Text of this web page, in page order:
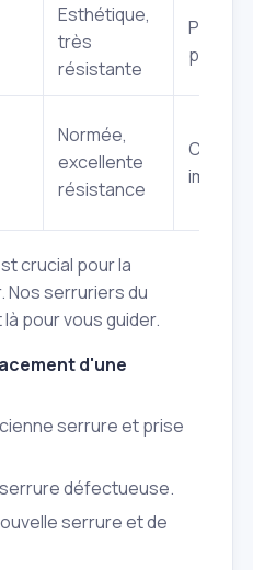
Esthétique,
très
résistante
Plus
plus
Normée,
excellente
résistance
Coût
crucial pour la
serruriers du
pour vous guider.
d'une
serrure et prise
défectueuse.
serrure et de